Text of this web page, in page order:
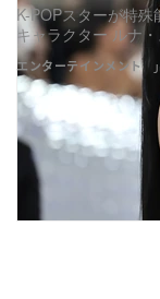
エンターテインメント
K-POPスターが特
キャラクター ルナ